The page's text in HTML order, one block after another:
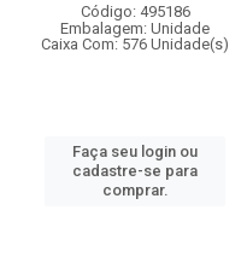
Código: 495186
Embalagem: Unidade
Caixa Com: 576 Unidade(s)
Faça seu login ou
cadastre-se para
comprar.